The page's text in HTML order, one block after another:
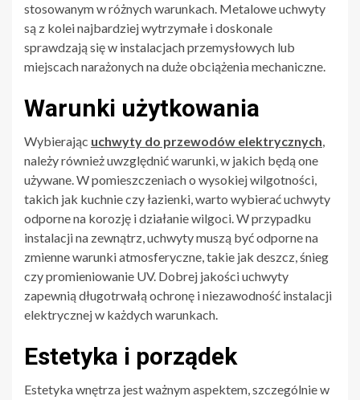
stosowanym w różnych warunkach. Metalowe uchwyty
są z kolei najbardziej wytrzymałe i doskonale
sprawdzają się w instalacjach przemysłowych lub
miejscach narażonych na duże obciążenia mechaniczne.
Warunki użytkowania
Wybierając uchwyty do przewodów elektrycznych,
należy również uwzględnić warunki, w jakich będą one
używane. W pomieszczeniach o wysokiej wilgotności,
takich jak kuchnie czy łazienki, warto wybierać uchwyty
odporne na korozję i działanie wilgoci. W przypadku
instalacji na zewnątrz, uchwyty muszą być odporne na
zmienne warunki atmosferyczne, takie jak deszcz, śnieg
czy promieniowanie UV. Dobrej jakości uchwyty
zapewnią długotrwałą ochronę i niezawodność instalacji
elektrycznej w każdych warunkach.
Estetyka i porządek
Estetyka wnętrza jest ważnym aspektem, szczególnie w